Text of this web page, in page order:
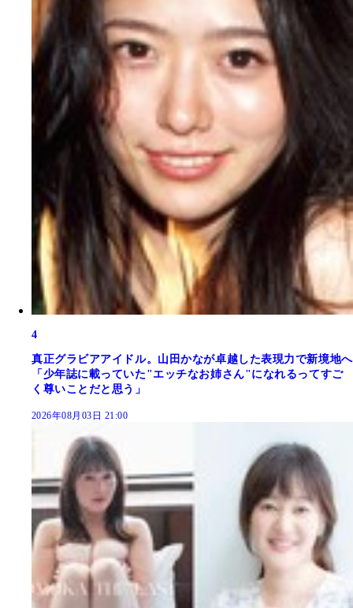
4
真正グラビアアイドル。山田かなが卓越した表現力で新境地へ
「少年誌に載っていた"エッチなお姉さん"になれるってすご
く尊いことだと思う」
2026年08月03日 21:00